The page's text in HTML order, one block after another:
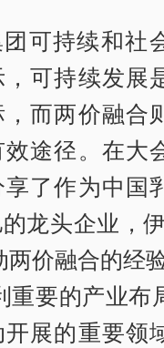
可持续和社
可持续发展
而两价融合
途径。在大
了作为中国
龙头企业，
两价融合的经
重要的产业布
展的重要领